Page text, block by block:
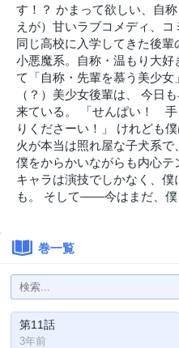
す！？ かまって欲しい、自
えが）甘いラブコメディ、コ
同じ高校に入学してきた後
小悪魔系。自称・温もり大
て「自称・先輩を慕う美少
（？）美少女後輩は、 今日
来ている。 「せんぱい！
りくださーい！」 けれども
火が本当は照れ屋な子犬系で
僕をからかいながらも内心
キャラは演技でしかなく、
も。 そして――今はまだ、僕
巻一覧
第11話
3年前